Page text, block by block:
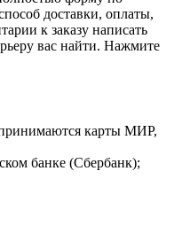
доставки, оплаты,
к заказу написать
вас найти. Нажмите
карты МИР,
банке (Сбербанк);